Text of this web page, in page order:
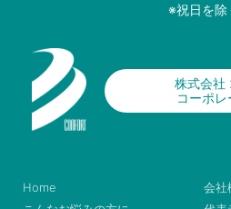
※祝日を除
株式会社
コーポ
Home
会社